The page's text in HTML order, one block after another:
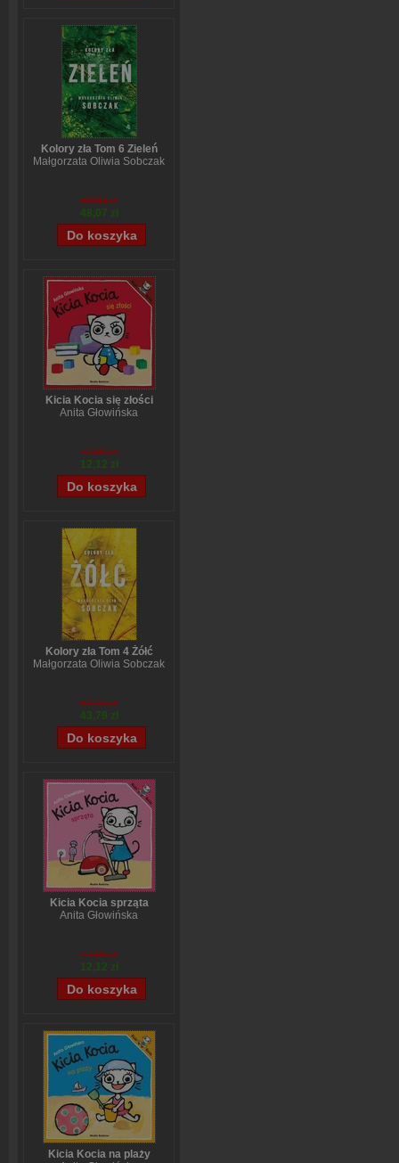
Kolory zła Tom 6 Zieleń
Małgorzata Oliwia Sobczak
59,84 zł
48,07 zł
Kicia Kocia się złości
Anita Głowińska
14,90 zł
12,12 zł
Kolory zła Tom 4 Żółć
Małgorzata Oliwia Sobczak
54,49 zł
43,79 zł
Kicia Kocia sprząta
Anita Głowińska
14,90 zł
12,12 zł
Kicia Kocia na plaży